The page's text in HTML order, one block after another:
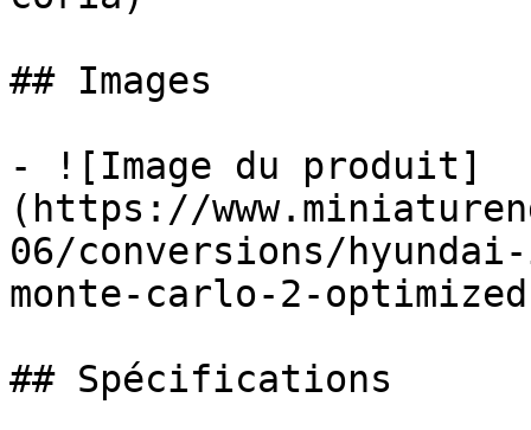
## Images
- ![Image du produit]
(https://
06/conversions/
monte-carlo-2-
## Spécifications